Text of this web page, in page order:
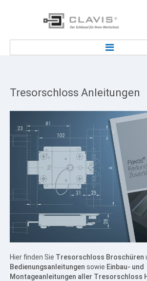
Tresor / Deposit Notöffnung
Service Kundenmietfachanlage
Tresorwartung, Tresorreparatur
Deposittresor Wartung &
Tresor / Tresorraum
Einbruchmeldeanlage / EMA
TRESORSCHLOSS & SCHLÜSSEL
Tresor Ersatzschlüssel Service
Tresorschlüssel
Mietfachschlüssel /
Service für Paxos / Ganox
Tresorschloss Umrüstung
Tresorschloss Anleitungen
Tresorschloss Anleitungen
Hier finden Sie Tresorschloss Broschüren
Bedienungsanleitungen sowie Einbau- und
Montageanleitungen aller Tresorschloss